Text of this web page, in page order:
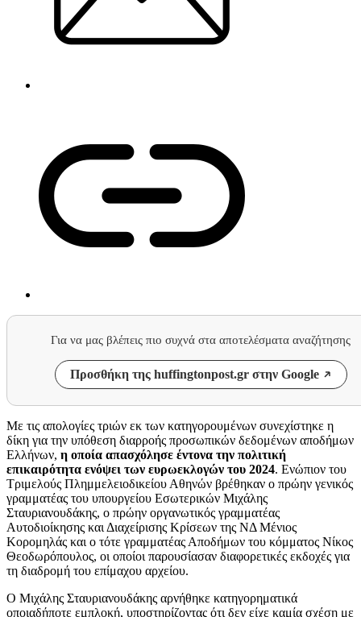
Για να μας βλέπεις πιο συχνά στα αποτελέσματα αναζήτησης
Προσθήκη της huffingtonpost.gr στην Google
Με τις απολογίες τριών εκ των κατηγορουμένων συνεχίστηκε η
δίκη για την υπόθεση διαρροής προσωπικών δεδομένων αποδήμων
Ελλήνων, η οποία απασχόλησε έντονα την πολιτική
επικαιρότητα ενόψει των ευρωεκλογών του 2024. Ενώπιον του
Τριμελούς Πλημμελειοδικείου Αθηνών βρέθηκαν ο πρώην γενικός
γραμματέας του υπουργείου Εσωτερικών Μιχάλης
Σταυριανουδάκης, ο πρώην οργανωτικός γραμματέας
Αυτοδιοίκησης και Διαχείρισης Κρίσεων της ΝΔ Μένιος
Κορομηλάς και ο τότε γραμματέας Αποδήμων του κόμματος Νίκος
Θεοδωρόπουλος, οι οποίοι παρουσίασαν διαφορετικές εκδοχές για
τη διαδρομή του επίμαχου αρχείου.
Ο Μιχάλης Σταυριανουδάκης αρνήθηκε κατηγορηματικά
οποιαδήποτε εμπλοκή, υποστηρίζοντας ότι δεν είχε καμία σχέση με